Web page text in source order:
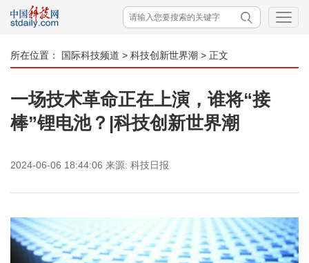
所在位置： 国际科技频道 > 科技创新世界潮 > 正文
一场技术革命正在上演，谁将“接
棒”锂电池？|科技创新世界潮
2024-06-06 18:44:06 来源: 科技日报